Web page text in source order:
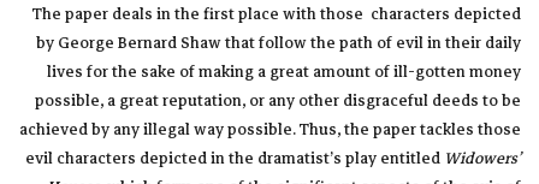
The paper deals in the first place with those characters depicted
by George Bernard Shaw that follow the path of evil in their daily
lives for the sake of making a great amount of ill-gotten money
possible, a great reputation, or any other disgraceful deeds to be
achieved by any illegal way possible. Thus, the paper tackles those
evil characters depicted in the dramatist’s play entitled Widowers’